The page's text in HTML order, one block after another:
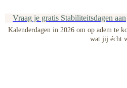
Vraag je gratis Stabiliteitsdagen aan
Kalenderdagen in 2026 om op adem te
wat jij écht